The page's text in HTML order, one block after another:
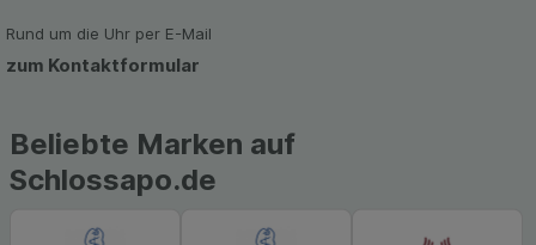
hierfür teilweise an Dritte wie z.B. Google oder
soziale Medien übertragen werden.
Rund um die Uhr per E-Mail
zum Kontaktformular
Beliebte Marken auf
Schlossapo.de